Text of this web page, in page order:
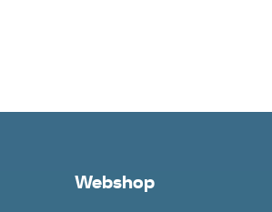
Webshop